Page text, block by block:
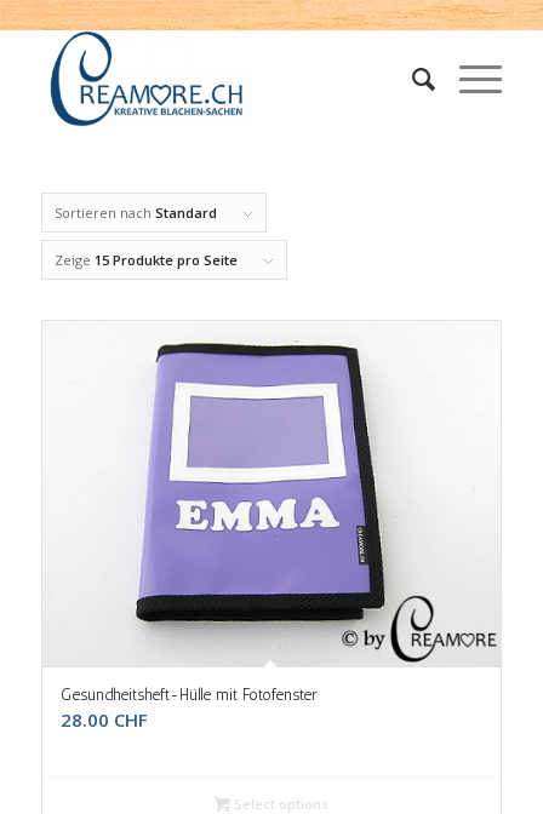
Sortieren nach Standard
Zeige 15 Produkte pro Seite
Gesundheitsheft-Hülle mit Fotofenster
28.00 CHF
Select options